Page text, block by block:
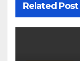
Related Post